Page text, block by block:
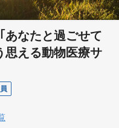
あなたと過ごせて
思える動物医療サ